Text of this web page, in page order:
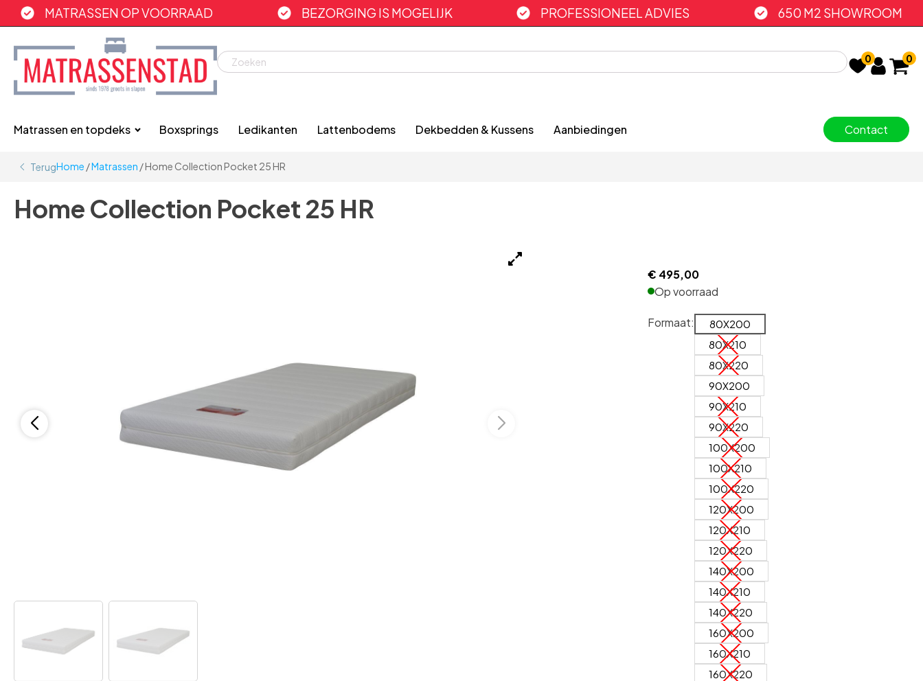
MATRASSEN OP VOORRAAD BEZORGING IS MOGELIJK PROFESSIONEEL ADVIES 650 M2 SHOWROOM
0 0
Matrassen en topdeks Boxsprings Ledikanten Lattenbodems Dekbedden & Kussens Aanbiedingen Contact
TerugHome /Matrassen / Home Collection Pocket 25 HR
Home Collection Pocket 25 HR
€ 495,00
Op voorraad
Formaat:
80X200
80X210
80X220
90X200
90X210
90X220
100X200
100X210
100X220
120X200
120X210
120X220
140X200
140X210
140X220
160X200
160X210
160X220